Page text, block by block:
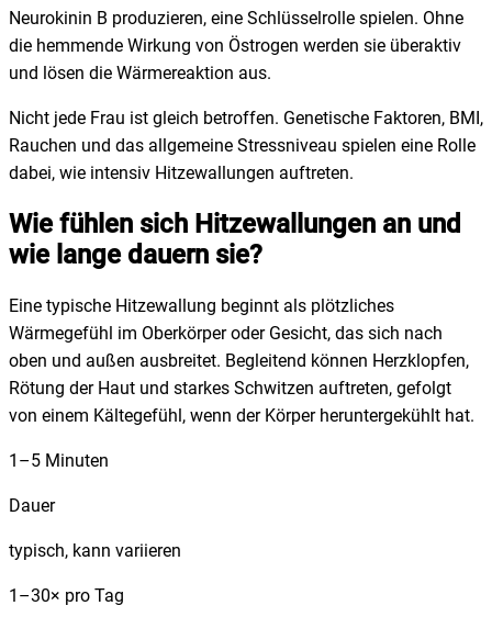
Neurokinin B produzieren, eine Schlüsselrolle spielen. Ohne
die hemmende Wirkung von Östrogen werden sie überaktiv
und lösen die Wärmereaktion aus.
Nicht jede Frau ist gleich betroffen. Genetische Faktoren, BMI,
Rauchen und das allgemeine Stressniveau spielen eine Rolle
dabei, wie intensiv Hitzewallungen auftreten.
Wie fühlen sich Hitzewallungen an und
wie lange dauern sie?
Eine typische Hitzewallung beginnt als plötzliches
Wärmegefühl im Oberkörper oder Gesicht, das sich nach
oben und außen ausbreitet. Begleitend können Herzklopfen,
Rötung der Haut und starkes Schwitzen auftreten, gefolgt
von einem Kältegefühl, wenn der Körper heruntergekühlt hat.
1–5 Minuten
Dauer
typisch, kann variieren
1–30× pro Tag